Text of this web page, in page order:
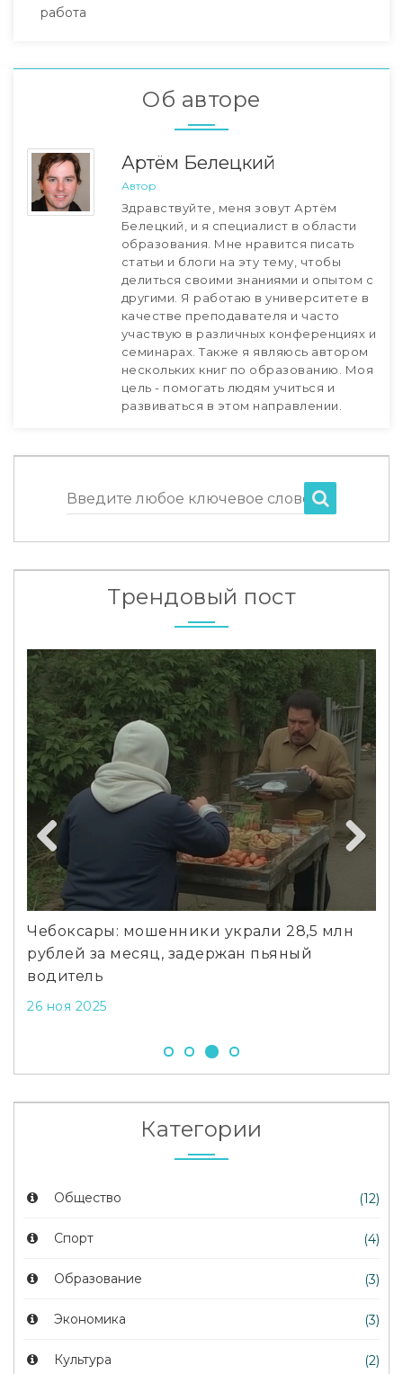
работа
Об авторе
Артём Белецкий
Автор
Здравствуйте, меня зовут Артём
Белецкий, и я специалист в области
образования. Мне нравится писать
статьи и блоги на эту тему, чтобы
делиться своими знаниями и опытом с
другими. Я работаю в университете в
качестве преподавателя и часто
участвую в различных конференциях и
семинарах. Также я являюсь автором
нескольких книг по образованию. Моя
цель - помогать людям учиться и
развиваться в этом направлении.
Введите любое ключевое слово
Трендовый пост
Чебоксары: мошенники украли 28,5 млн
рублей за месяц, задержан пьяный
водитель
26 ноя 2025
Previous
Категории
Общество (12)
Спорт (4)
Образование (3)
Экономика (3)
Культура (2)